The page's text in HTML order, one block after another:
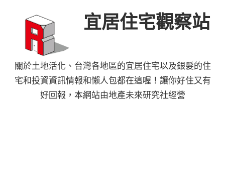
宜居住宅觀察站
關於土地活化、台灣各地區的宜居住宅以及銀髮的住
宅和投資資訊情報和懶人包都在這喔！讓你好住又有
好回報，本網站由地產未來研究社經營